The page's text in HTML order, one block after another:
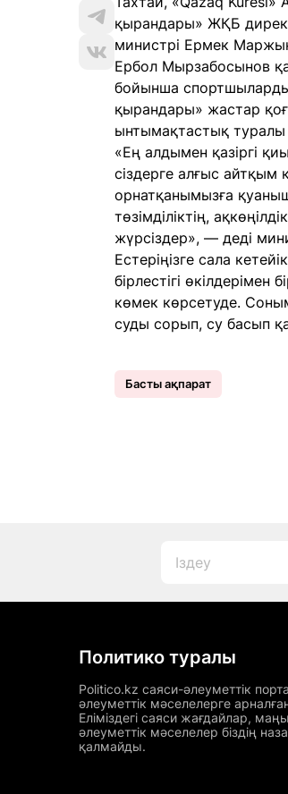
қырандары» ЖҚБ
министрі Ермек
Ербол Мырзабосынов
бойынша
қырандары» жастар
ынтымақтастық
«Ең алдымен қазіргі
сіздерге алғыс айтқым
орнатқанымызға
төзімділіктің,
жүрсіздер», — деді
Естеріңізге сала
бірлестігі
көмек көрсетуде.
суды сорып, су басып
Басты ақпарат
Политико туралы
Politico.kz саяси-әлеуметтік
әлеуметтік мәселелерге
Еліміздегі саяси жағдайлар,
әлеуметтік мәселелер біздің
қалмайды.